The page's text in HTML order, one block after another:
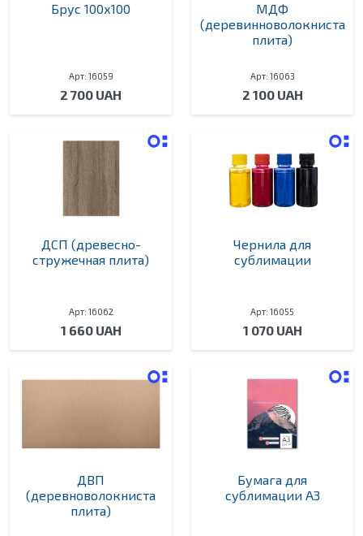
Брус 100х100
Арт: 16059
2 700 UAH
МДФ
(деревинноволокниста
плита)
Арт: 16063
2 100 UAH
ДСП (древесно-
стружечная плита)
Арт: 16062
1 660 UAH
Чернила для
сублимации
Арт: 16055
1 070 UAH
ДВП
(деревноволокниста
плита)
Бумага для
сублимации А3